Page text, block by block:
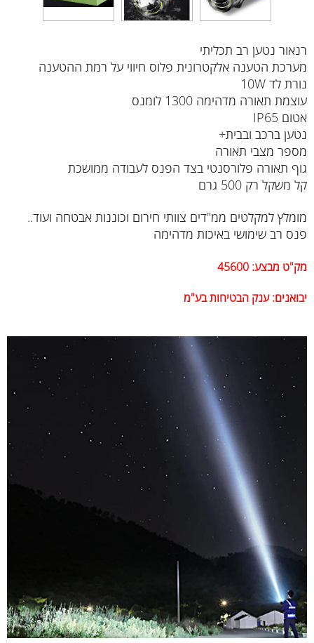
רנאור נטען רב תכליתי
מערכת הטענה אלקטרונית פלוס חיווי על רמת ההטענה
נורת לד 10W
עוצמת תאורה מדהימה 1300 לומנס
אטום IP65
נטען ברכב ובבית+
מספר מצבי תאורה
גוף תאורה פלורסנטי בצד הפנס לעבודה ממושכת
קל משקל רק 500 גרם
מומלץ למקלטים ממ"דים צוותי חירום וכוננות אבטחה ועוד..
פנס רב שימושי באיכות מדהימה
מק"ט מבצע: 45600
יבואנים: ענק הבטיחות בע"מ